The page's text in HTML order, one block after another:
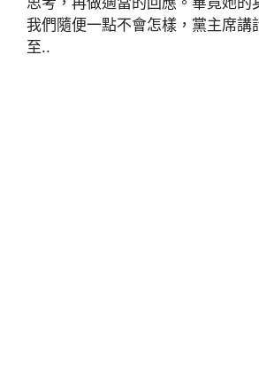
我們隨便一點不會怎樣，黨主席講
至..